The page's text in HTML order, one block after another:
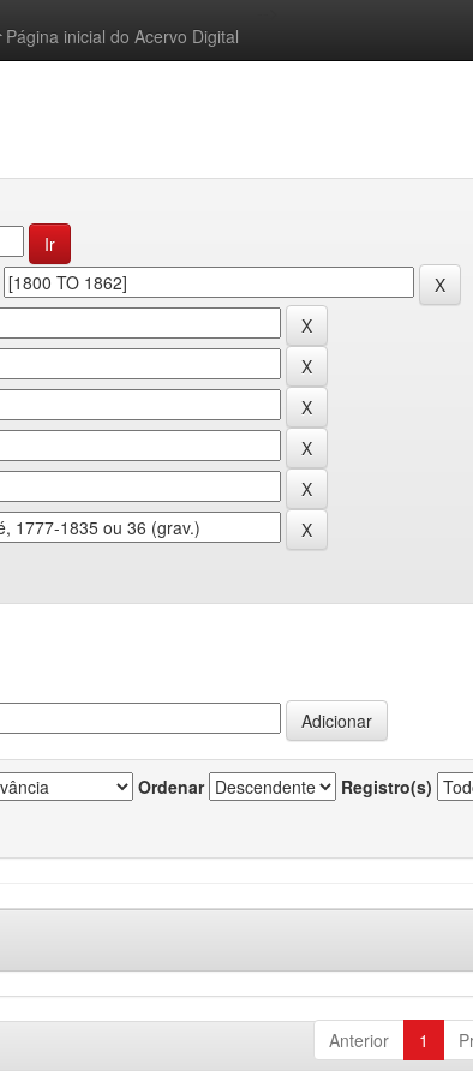
Página inicial do Acervo Digital
Ordenar Registro(s)
Anterior 1